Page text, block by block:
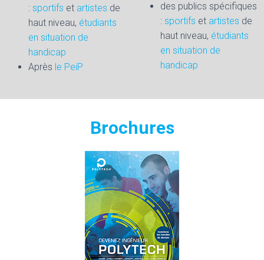
: sportifs et artistes de
haut niveau, étudiants
en situation de
handicap
Après le PeiP
des publics spécifiques
: sportifs et artistes de
haut niveau, étudiants
en situation de
handicap
Brochures